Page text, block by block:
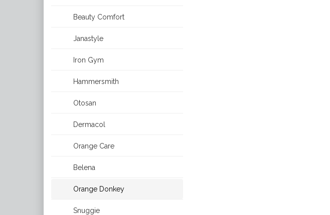
Beauty Comfort
Janastyle
Iron Gym
Hammersmith
Otosan
Dermacol
Orange Care
Belena
Orange Donkey
Snuggie